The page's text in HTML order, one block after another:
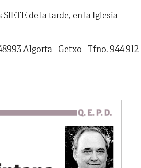
SIETE de la tarde, en la Iglesia
Algorta - Getxo - Tfno. 944 912